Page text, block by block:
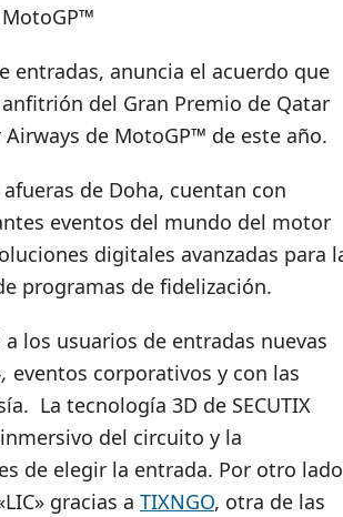
entradas, anuncia el acuerdo que
del Gran Premio de Qatar
de MotoGP™ de este año.
de Doha, cuentan con
eventos del mundo del motor
digitales avanzadas para
programas de fidelización.
a los usuarios de entradas nuevas
eventos corporativos y con las
La tecnología 3D de SECUTIX
del circuito y la
de elegir la entrada. Por otro
gracias a TIXNGO, otra de las